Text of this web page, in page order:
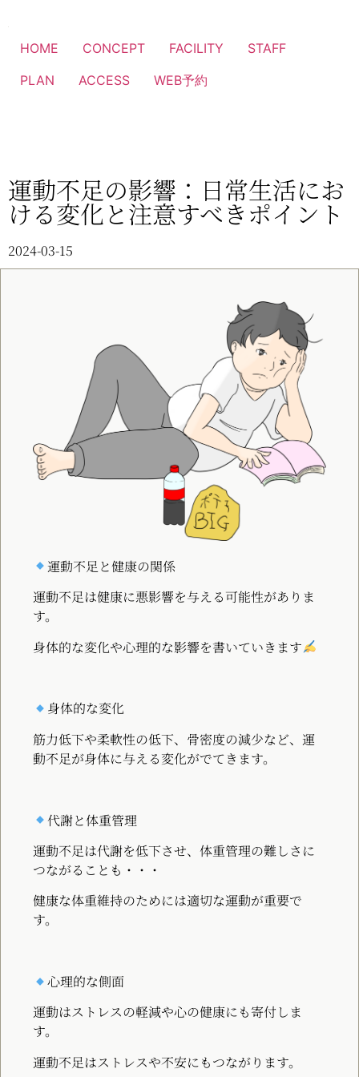
HOME CONCEPT FACILITY
STAFF
PLAN
ACCESS WEB予約
運動不足の影響：日常生活にお
ける変化と注意すべきポイント
2024-03-15
運動不足と健康の関係
運動不足は健康に悪影響を与える可能性がありま
す。
身体的な変化や心理的な影響を書いていきます
身体的な変化
筋力低下や柔軟性の低下、骨密度の減少など、運
動不足が身体に与える変化がでてきます。
代謝と体重管理
運動不足は代謝を低下させ、体重管理の難しさに
つながることも・・・
健康な体重維持のためには適切な運動が重要で
す。
心理的な側面
運動はストレスの軽減や心の健康にも寄付しま
す。
運動不足はストレスや不安にもつながります。